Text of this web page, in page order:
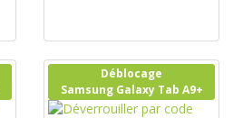
Déblocage
Samsung Galaxy Tab A9+